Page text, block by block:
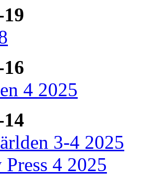
4 2025
3-4 2025
4 2025